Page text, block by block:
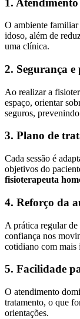
O ambiente
idoso, além de
uma clínica.
2. Segurança e
Ao realizar a
espaço, orientar
seguros, prevenindo
3. Plano de
Cada sessão é
objetivos do
fisioterapeuta
4. Reforço da
A prática regular
confiança nos
cotidiano com mais
5. Facilidade
O atendimento
tratamento, o que
orientações.